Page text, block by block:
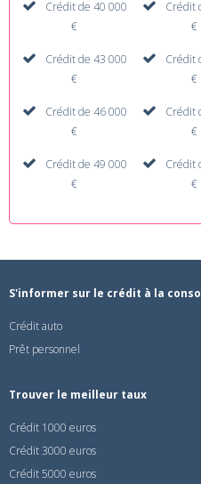
Crédit de 40 000
€
Crédit
€
Crédit de 43 000
€
Crédit
€
Crédit de 46 000
€
Crédit
€
Crédit de 49 000
€
Crédit
€
S'informer sur le crédit à la
Crédit auto
Prêt personnel
Trouver le meilleur taux
Crédit 1000 euros
Crédit 3000 euros
Crédit 5000 euros